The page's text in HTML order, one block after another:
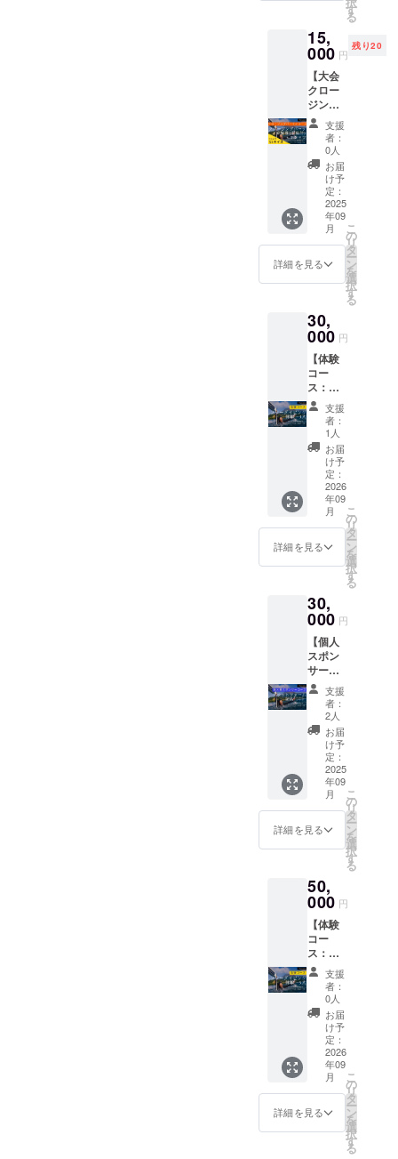
を備考
欄にご
記入く
ださ
い。
■ お礼
メール
・ 記載
いただ
いた
メール
アドレ
スに感
謝の気
持ちを
込めて
お礼
メール
をお送
す。
る限り
掲載 ・
[掲載方
法]：文
字のみ
・[注意
事項]：
※御支援
時に記
名する
お名
前・
ニック
ネーム
を備考
記入く
ださ
■ お礼
メール
・ 記載
いただ
いた
メール
アドレ
スに感
謝の気
持ちを
込めて
お礼
メール
をお送
りしま
す。
後、日
時など
詳細情
報を
メール
にてご
案内し
ます。
■ 動画
記名 ・
Volcano
Cupの
SNSに
あげる
お礼動
指定の
お名
ネーム
を記載
いたし
ます 。
・[掲載
期間]：
事業が
存続す
る限り
掲載 ・
[掲載方
法]：文
字のみ
・[注意
事項]：
時に記
名する
前・
ニック
ネーム
を備考
欄にご
記入く
ださ
い。
■ お礼
メール
・ 記載
いただ
いた
メール
アドレ
スに感
謝の気
持ちを
込めて
メール
をお送
りしま
す。
字のみ
・[注意
事項]：
※御支援
時に記
名する
お名
前・
ニック
ネーム
を備考
欄にご
記入く
ださ
い。
■ 動画
記名 ・
Volcano
あげる
お礼動
画でご
指定の
お名
前・
ニック
ネーム
を記載
いたし
ます 。
・[掲載
期間]：
事業が
存続す
掲載 ・
[掲載方
・[注意
事項]：
※大漁旗
への記
名と異
なる場
合は御
支援時
に動画
に記名
するお
名前・
ニック
ネーム
も別途
にご記
入くだ
■ お礼
メール
・ 記載
いただ
いた
メール
アドレ
スに感
謝の気
持ちを
込めて
お礼
メール
をお送
りしま
す。
下ゆり
なさん
がデザ
インし
てくれ
ていま
す！ ・
サイ
ズ：S・
M・L・
XL・
XXXL
・素
材：綿
100%
[注意事
項①]デ
次第
メール
にてお
知らせ
いたし
ます。
その際
にご希
望の生
地色と
サイズ
をご返
信くだ
さい。
クラウ
ンディ
ング終
了から1
内にお
送りい
たしま
す。 [注
意事項
②]参考
までに
現時点
でのご
希望の
サイズ
と生地
色を記
載いた
だける
りま
す。※こ
文サイ
ズ・生
地色は
確定さ
れない
ためご
安心く
ださ
い。
■ 動画
記名 ・
Volcano
Cupの
SNSに
あげる
画でご
指定の
クロー
パー
ティー
参加券
（温泉
付き）
2025年
9月23日
に開催
される
フリー
ダイビ
ング国
際大会
のク
ロージ
ング
パー
す。 ・
日程：
2025年
9月23日
（火）※
祝日
16:30
受付開
17:00
開始 ・
場所：
桜島
シーサ
イドホ
テル
（鹿児
63） ・
桜島
シーサ
イドホ
テルの
温泉付
き！ ・
支援者
様の交
通費や
滞在費
は各自
でご負
担くだ
さい。
ウド
ファン
後、日
時など
詳細情
報を
メール
にてご
案内し
ます。
Volcano
Cupオ
リジナ
ルＴ
シャツ
桜島在
下ゆり
なさん
す
る
15,
000 円
残り20
【大会
クロー
ジング
パー
ティー
コー
ス：ク
ロージ
ング
パー
ティ参
加券 + T
シャツ
※XLサ
イズ対
応】
クロー
ジング
パー
ティー
コー
ス：ク
ロージ
ング
パー
ティ参
加券 + T
シャ
ツ】の
XLサイ
ズを対
応した
ものに
追加以
外、全
く同じ
内容に
なりま
す ■
大会ク
ロージ
ング
パー
ティー
参加券
（温泉
付き）
2025年
9月23日
に開催
ング国
際大会
のク
ロージ
ング
パー
ティー
にご招
待しま
す。 ・
日程：
2025年
9月23日
（火）※
祝日
受付開
始
支援
者：
0人
お届
け予
定：
2025
年09
月
詳細を見る
こ
の
リ
タ
ー
ン
を
選
択
す
る
30,
000 円
【体験
コー
ス：フ
リーダ
イビン
グ体験3
人セッ
ト】
■ フ
リーダ
イビン
グ体
験・3人
セット
日帰り
のフ
イビン
体験
コース
です。
・ [体験
内容]:
現状ス
キルを
確認・
相談の
上、
プール
または
海にて
フリー
ダイビ
ング体
[所要時
間]: 2~4
時間 ・
[開催場
所]: 霧
島市民
国分総
合プー
リーダ
イビン
グに必
要な機
材はこ
ちらで
ご用意
いたし
支援
者：
1人
お届
け予
定：
2026
年09
月
詳細を見る
こ
の
リ
タ
ー
ン
を
選
択
す
る
30,
000 円
【個人
スポン
サー
コー
ス：フ
リーダ
イビン
グ専用
プラッ
フォー
ム記名
（サイ
ズ
中）】
■ フ
イビン
グ専用
プラッ
ト
フォー
ム記名
（サイ
ズ中）
支援者
様専用
ご指定
の名
前・
ニック
ネーム
をフ
リーダ
支援
者：
2人
お届
け予
定：
2025
年09
月
詳細を見る
こ
の
リ
タ
ー
ン
を
選
択
す
る
50,
000 円
【体験
コー
ス：フ
リーダ
イビン
グ体験5
人セッ
ト】
■ フ
リーダ
イビン
グ体
験・5人
セット
日帰り
のフ
支援
者：
0人
お届
け予
定：
2026
年09
月
詳細を見る
こ
の
リ
タ
ー
ン
を
選
択
す
る